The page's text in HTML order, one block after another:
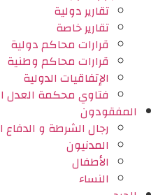
تقارير دولية
تقارير خاصة
قرارات محاكم دولية
قرارات محاكم وطنية
الإتفاقيات الدولية
فتاوي محكمة العدل
المفقودون
رجال الشرطة و الدفاع
المدنيون
الأطفال
النساء